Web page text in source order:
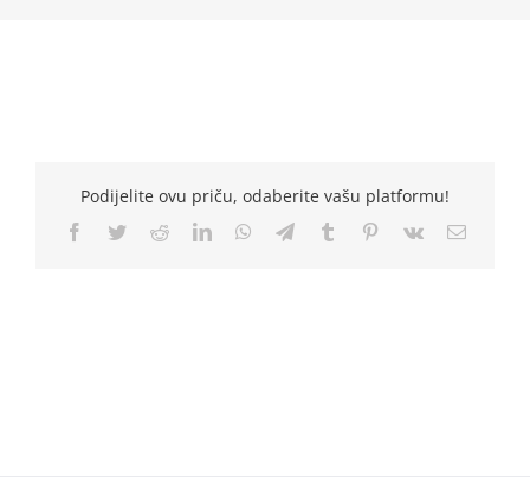
Podijelite ovu priču, odaberite vašu platformu!
Facebook
TwitterRedditLinkedInWhatsApp
TelegramTumblr Pinterest
Vk Email